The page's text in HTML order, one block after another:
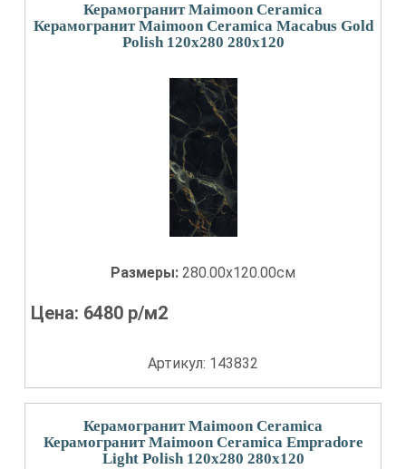
Керамогранит Maimoon Ceramica
Керамогранит Maimoon Ceramica Macabus Gold
Polish 120x280 280x120
Размеры: 280.00x120.00см
Цена: 6480 р/м2
Артикул: 143832
Керамогранит Maimoon Ceramica
Керамогранит Maimoon Ceramica Empradore
Light Polish 120x280 280x120